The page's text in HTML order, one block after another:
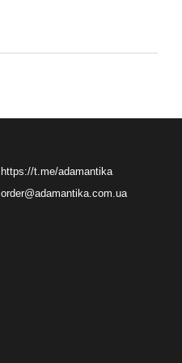
https://t.me/adamantika
order@adamantika.com.ua